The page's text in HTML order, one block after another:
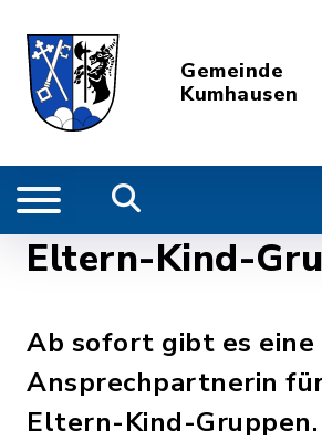
Gemeinde
Kumhausen
Eltern-Kind-
Ab sofort gibt es eine
Ansprechpartnerin
Eltern-Kind-Gruppen.